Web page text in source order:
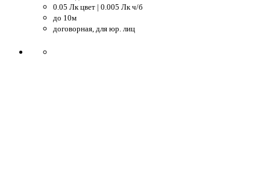
0.05 Лк цвет | 0.005 Лк ч/б
до 10м
договорная, для юр. лиц